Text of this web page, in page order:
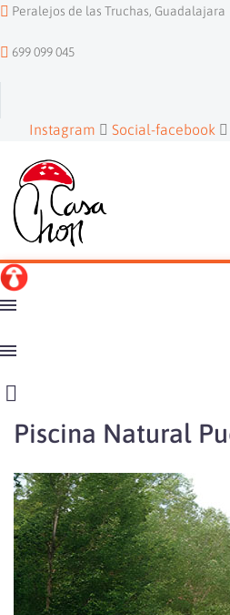
Peralejos de las Truchas, Guadalajara
699 099 045
Instagram Social-facebook
Piscina Natural